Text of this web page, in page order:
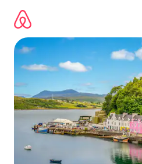
directement
contenu